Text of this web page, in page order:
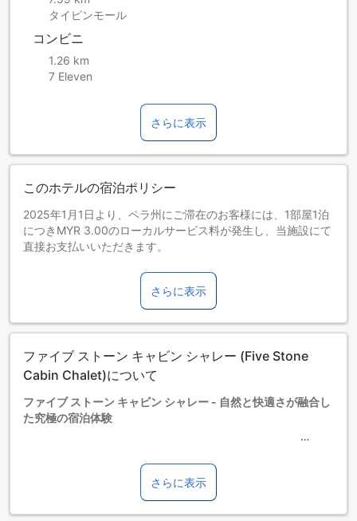
タイピンモール
コンビニ
1.26 km
7 Eleven
さらに表示
このホテルの宿泊ポリシー
2025年1月1日より、ペラ州にご滞在のお客様には、1部屋1泊
につきMYR 3.00のローカルサービス料が発生し、当施設にて
直接お支払いいただきます。
添い寝の場合は宿泊無料です。＜ご注意＞ベビーベッドのご
利用には追加料金が発生する場合があります。また、利用可
否は空き状況によります。
添い寝の場合は宿泊無料です。
13歳以上の宿泊者は大人とみなされます。
ます。各ルームタイプ欄の記載をお確かめください。ルーム
タイプの欄にエキストラベッド追加のオプションが提示され
ていない場合は、エキストラベッドの追加はできません。
追加料金が適用されることがありますのでご了承ください。
さらに表示
ファイブ ストーン キャビン シャレー (Five Stone
Cabin Chalet)について
ファイブ ストーン キャビン シャレー - 自然と快適さが融合し
た究極の宿泊体験
ファイブ ストーン キャビン シャレーは、マレーシアのタイピ
ンに位置する自然と快適さが融合した究極の宿泊体験を提供
しています。このホテルでは、ゲストの快適さを最優先に考
え、素晴らしいサービスと設備を提供しています。
さらに表示